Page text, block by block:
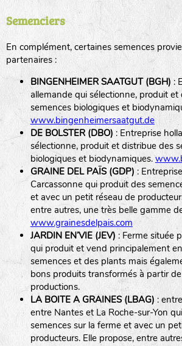
Semenciers
En complément, certaines semences
partenaires :
BINGENHEIMER SAATGUT (BGH) :
allemande qui sélectionne, produit et
semences biologiques et
www.bingenheimersaatgut.de
DE BOLSTER (DBO) : Entreprise
sélectionne, produit et distribue des
biologiques et biodynamiques.
GRAINE DEL PAÏS (GDP) :
Carcassonne qui produit des
et avec un petit réseau de
entre autres, une très belle gamme
www.grainesdelpais.com
JARDIN EN’VIE (JEV) : Ferme située
qui produit et vend principalement
semences et des plants mais
bons produits transformés à partir
productions.
LA BOITE A GRAINES (LBAG) :
entre Nantes et La Roche-sur-Yon
semences sur la ferme et avec un
producteurs. Elle propose, entre
BEL : Code de la variété
(Ici Belle de nuit)
20 : Année de récolte
(ici 2020)
BPA : Initiales du producteur ou du
semence.
1 : Numéro d’ordre du lot
A : Sans calibre.
G: Gros
M: Moyen calibre
P: Petit calibre
Légumes feuilles
Légumes racines
Plantes aromatiques